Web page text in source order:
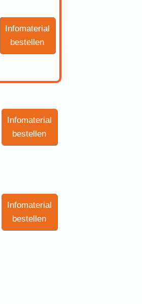
Infomaterial
bestellen
Infomaterial
bestellen
Infomaterial
bestellen